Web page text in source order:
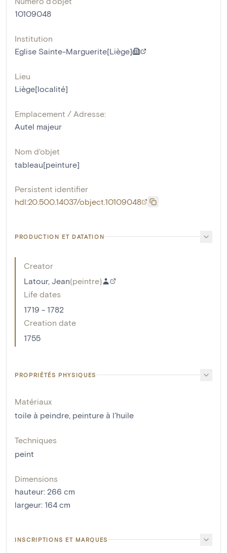
10109048
Institution
Eglise Sainte-Marguerite[Liège]
Lieu
Liège[localité]
Emplacement / Adresse:
Autel majeur
Nom d'objet
tableau[peinture]
Persistent identifier
hdl:20.500.14037/object.10109048
PRODUCTION ET DATATION
Creator
Latour, Jean(peintre)
Life dates
1719 - 1782
Creation date
1755
PROPRIÉTÉS PHYSIQUES
Matériaux
toile à peindre peinture à l'huile
Techniques
peint
Dimensions
hauteur: 266 cm
largeur: 164 cm
INSCRIPTIONS ET MARQUES